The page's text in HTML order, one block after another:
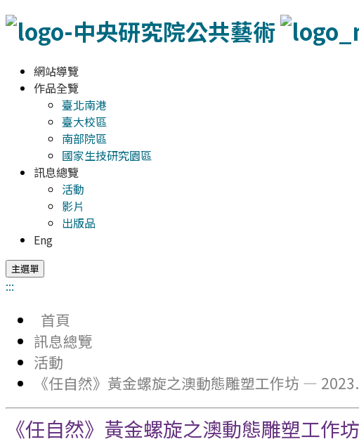
網站導覽
作品全覽
臺北南港
臺大校區
南部院區
國家生技研究園區
訊息總覽
活動
影片
出版品
Eng
主選單
:::
首頁
訊息總覽
活動
《任自然》黃金螺旋之澳動態雕塑工作坊 —
《任自然》黃金螺旋之澳動態雕塑工